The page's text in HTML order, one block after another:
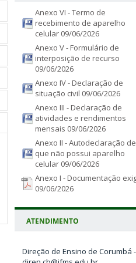
Anexo VI - Termo de
recebimento de aparelho
celular 09/06/2026
Anexo V - Formulário de
interposição de recurso
09/06/2026
Anexo IV - Declaração de
situação civil 09/06/2026
Anexo III - Declaração de
atividades e rendimentos
mensais 09/06/2026
Anexo II - Autodeclaração de
que não possui aparelho
celular 09/06/2026
Anexo I - Documentação
09/06/2026
ATENDIMENTO
Direção de Ensino de Corumbá -